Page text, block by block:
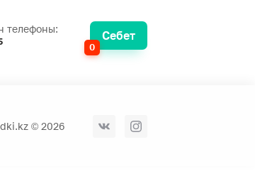
телефоны:
Себет
0
© 2026